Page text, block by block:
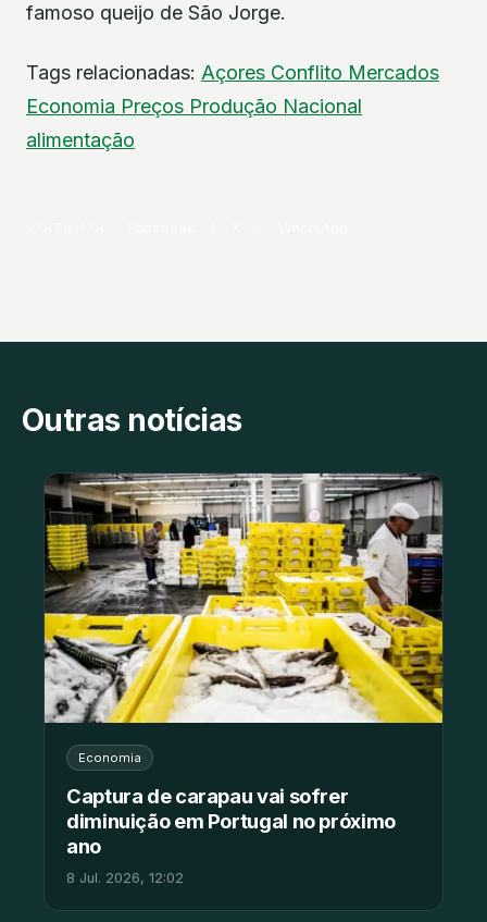
famoso queijo de São Jorge.
Tags relacionadas: Açores Conflito Mercados
Economia Preços Produção Nacional
alimentação
Outras notícias
Economia
Captura de carapau vai sofrer
diminuição em Portugal no próximo
ano
8 Jul. 2026, 12:02